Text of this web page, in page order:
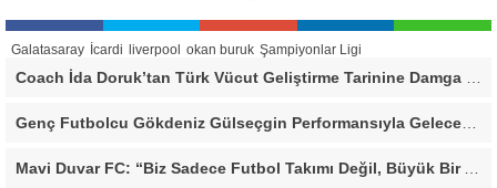
Galatasaray İcardi liverpool okan buruk Şampiyonlar Ligi
Genç Futbolcu Gökdeniz Gülseçgin Performansıyla Geleceğe Göz Kırptı!